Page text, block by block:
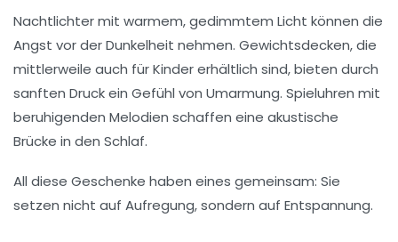
Nachtlichter mit warmem, gedimmtem Licht können die
Angst vor der Dunkelheit nehmen. Gewichtsdecken, die
mittlerweile auch für Kinder erhältlich sind, bieten durch
sanften Druck ein Gefühl von Umarmung. Spieluhren mit
beruhigenden Melodien schaffen eine akustische
Brücke in den Schlaf.
All diese Geschenke haben eines gemeinsam: Sie
setzen nicht auf Aufregung, sondern auf Entspannung.